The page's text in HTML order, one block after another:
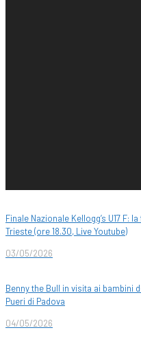
Finale Nazionale Kellogg’s U17 F:
Trieste (ore 18.30, Live Youtube)
03/05/2026
Benny the Bull in visita ai bambini
Pueri di Padova
04/05/2026